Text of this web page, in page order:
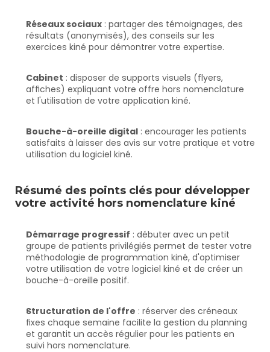
Réseaux sociaux : partager des témoignages, des
résultats (anonymisés), des conseils sur les
exercices kiné pour démontrer votre expertise.
Cabinet : disposer de supports visuels (flyers,
affiches) expliquant votre offre hors nomenclature
et l'utilisation de votre application kiné.
Bouche-à-oreille digital : encourager les patients
satisfaits à laisser des avis sur votre pratique et votre
utilisation du logiciel kiné.
Résumé des points clés pour développer
votre activité hors nomenclature kiné
Démarrage progressif : débuter avec un petit
groupe de patients privilégiés permet de tester votre
méthodologie de programmation kiné, d'optimiser
votre utilisation de votre logiciel kiné et de créer un
bouche-à-oreille positif.
Structuration de l'offre : réserver des créneaux
fixes chaque semaine facilite la gestion du planning
et garantit un accès régulier pour les patients en
suivi hors nomenclature.